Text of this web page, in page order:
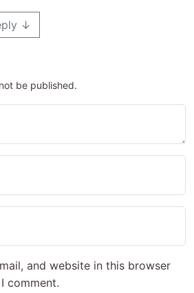
↓
be published.
and website in this browser
comment.